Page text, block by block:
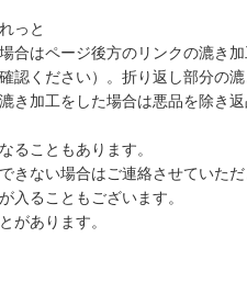
っと
はページ後方のリンクの漉き
認ください）。折り返し部分の
き加工をした場合は悪品を除き
ることもあります。
ない場合はご連絡させていただ
ることもございます。
があります。